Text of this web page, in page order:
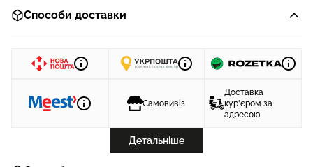
Способи доставки
Самовивіз
Доставка
кур'єром за
адресою
Детальніше